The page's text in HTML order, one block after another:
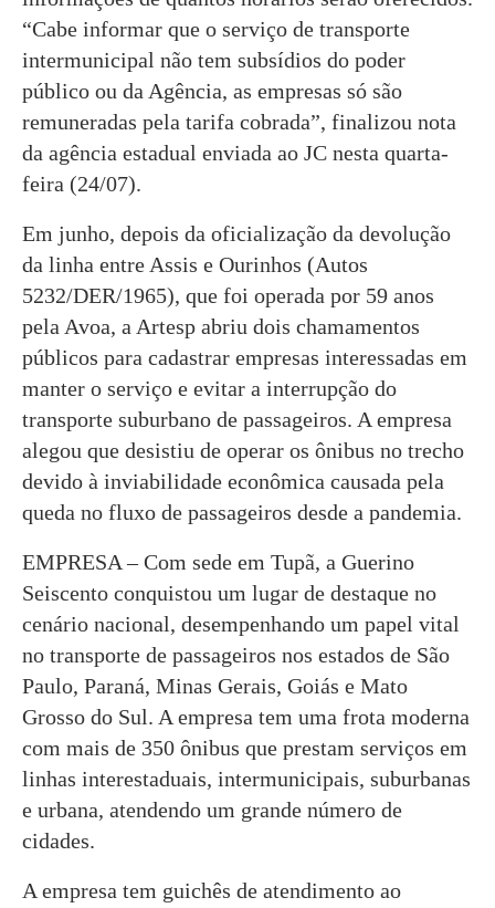
“Cabe informar que o serviço de transporte
intermunicipal não tem subsídios do poder
público ou da Agência, as empresas só são
remuneradas pela tarifa cobrada”, finalizou nota
da agência estadual enviada ao JC nesta quarta-
feira (24/07).
Em junho, depois da oficialização da devolução
da linha entre Assis e Ourinhos (Autos
5232/DER/1965), que foi operada por 59 anos
pela Avoa, a Artesp abriu dois chamamentos
públicos para cadastrar empresas interessadas em
manter o serviço e evitar a interrupção do
transporte suburbano de passageiros. A empresa
alegou que desistiu de operar os ônibus no trecho
devido à inviabilidade econômica causada pela
queda no fluxo de passageiros desde a pandemia.
EMPRESA – Com sede em Tupã, a Guerino
Seiscento conquistou um lugar de destaque no
cenário nacional, desempenhando um papel vital
no transporte de passageiros nos estados de São
Paulo, Paraná, Minas Gerais, Goiás e Mato
Grosso do Sul. A empresa tem uma frota moderna
com mais de 350 ônibus que prestam serviços em
linhas interestaduais, intermunicipais, suburbanas
e urbana, atendendo um grande número de
cidades.
A empresa tem guichês de atendimento ao